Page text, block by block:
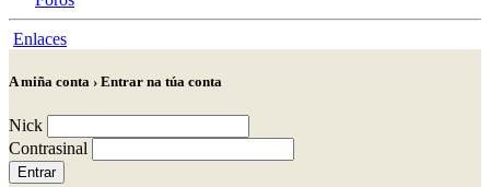
Enlaces
A miña conta › Entrar na túa conta
Nick
Contrasinal